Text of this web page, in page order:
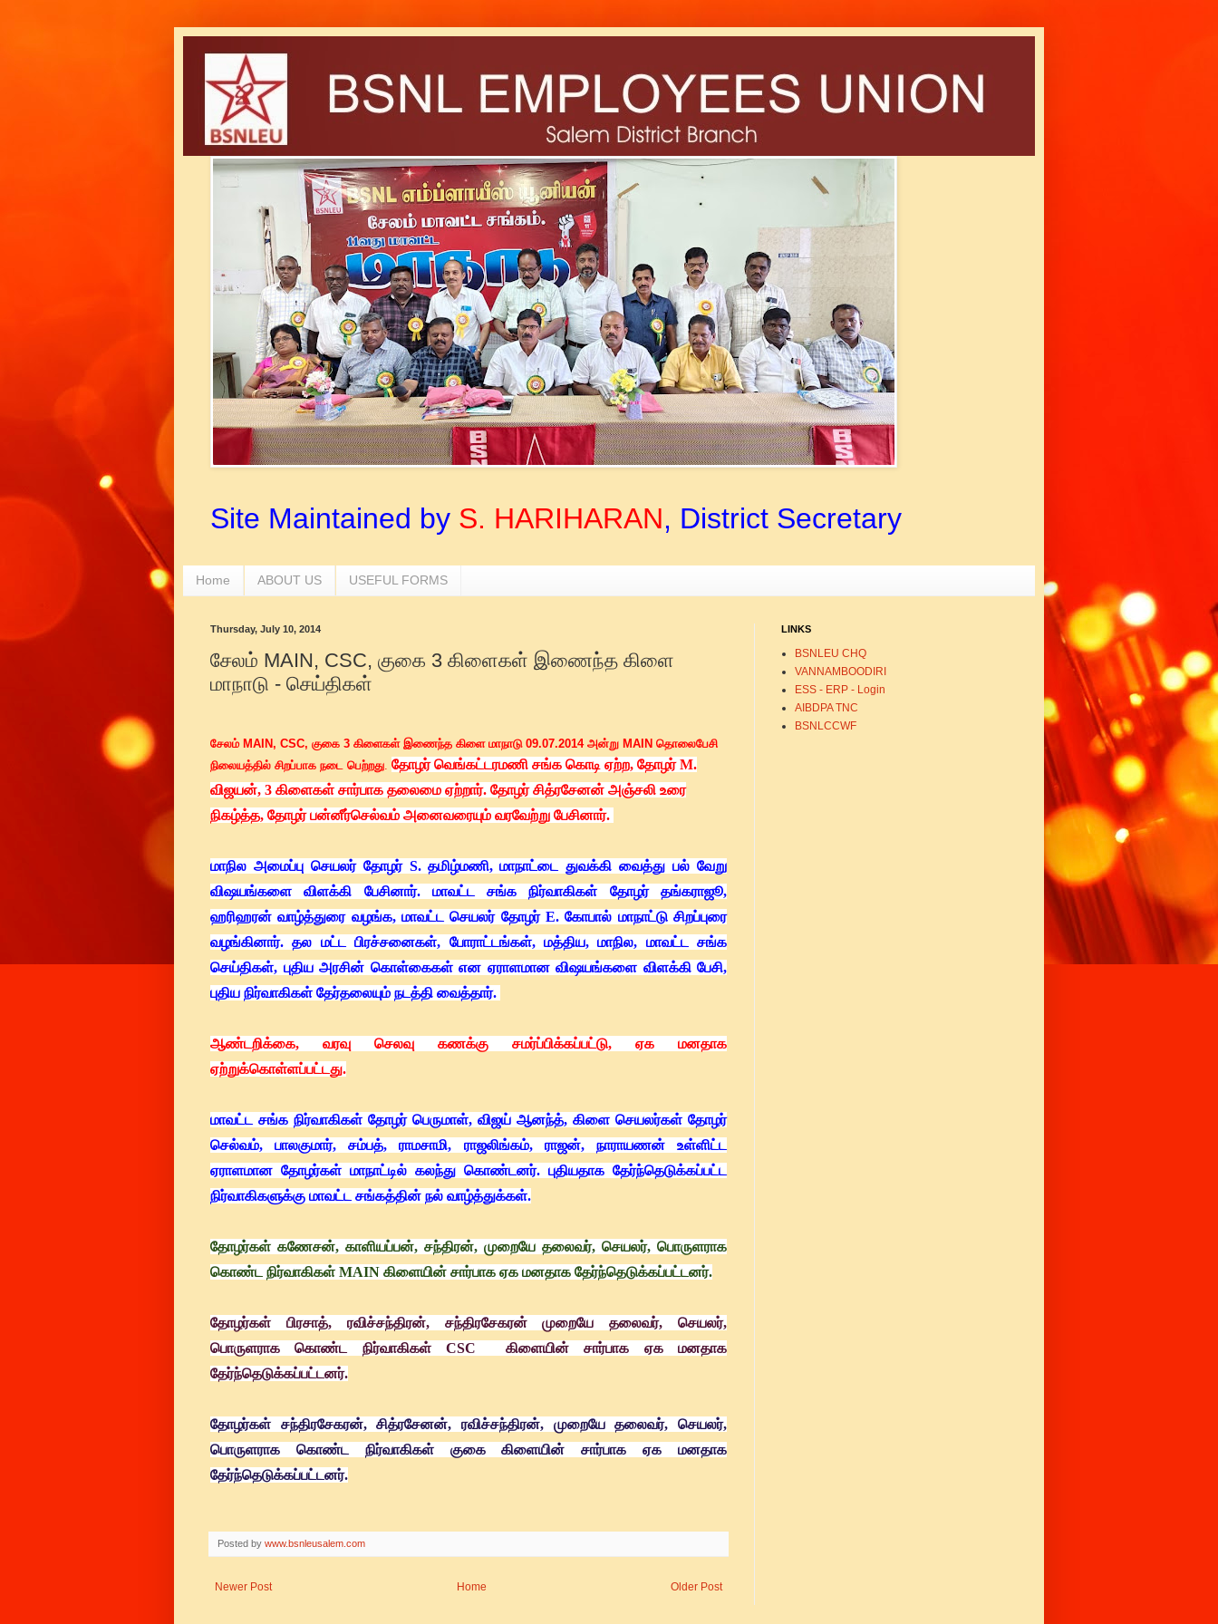
Site Maintained by S. HARIHARAN, District Secretary
Home ABOUT US USEFUL FORMS
Thursday, July 10, 2014
சேலம் MAIN, CSC, குகை 3 கிளைகள் இணைந்த கிளை
மாநாடு - செய்திகள்
சேலம் MAIN, CSC, குகை 3 கிளைகள் இணைந்த கிளை மாநாடு 09.07.2014 அன்று MAIN தொலைபேசி
நிலையத்தில் சிறப்பாக நடை பெற்றது. தோழர் வெங்கட்டரமணி சங்க கொடி ஏற்ற, தோழர் M.
விஜயன், 3 கிளைகள் சார்பாக தலைமை ஏற்றார். தோழர் சித்ரசேனன் அஞ்சலி உரை
நிகழ்த்த, தோழர் பன்னீர்செல்வம் அனைவரையும் வரவேற்று பேசினார்.
மாநில அமைப்பு செயலர் தோழர் S. தமிழ்மணி, மாநாட்டை துவக்கி வைத்து பல் வேறு
விஷயங்களை விளக்கி பேசினார். மாவட்ட சங்க நிர்வாகிகள் தோழர் தங்கராஜூ,
ஹரிஹரன் வாழ்த்துரை வழங்க, மாவட்ட செயலர் தோழர் E. கோபால் மாநாட்டு சிறப்புரை
வழங்கினார். தல மட்ட பிரச்சனைகள், போராட்டங்கள், மத்திய, மாநில, மாவட்ட சங்க
செய்திகள், புதிய அரசின் கொள்கைகள் என ஏராளமான விஷயங்களை விளக்கி பேசி,
புதிய நிர்வாகிகள் தேர்தலையும் நடத்தி வைத்தார்.
ஆண்டறிக்கை, வரவு செலவு கணக்கு சமர்ப்பிக்கப்பட்டு, ஏக மனதாக
ஏற்றுக்கொள்ளப்பட்டது.
மாவட்ட சங்க நிர்வாகிகள் தோழர் பெருமாள், விஜய் ஆனந்த், கிளை செயலர்கள் தோழர்
செல்வம், பாலகுமார், சம்பத், ராமசாமி, ராஜலிங்கம், ராஜன், நாராயணன் உள்ளிட்ட
ஏராளமான தோழர்கள் மாநாட்டில் கலந்து கொண்டனர். புதியதாக தேர்ந்தெடுக்கப்பட்ட
நிர்வாகிகளுக்கு மாவட்ட சங்கத்தின் நல் வாழ்த்துக்கள்.
தோழர்கள் கணேசன், காளியப்பன், சந்திரன், முறையே தலைவர், செயலர், பொருளராக
கொண்ட நிர்வாகிகள் MAIN கிளையின் சார்பாக ஏக மனதாக தேர்ந்தெடுக்கப்பட்டனர்.
தோழர்கள் பிரசாத், ரவிச்சந்திரன், சந்திரசேகரன் முறையே தலைவர், செயலர்,
பொருளராக கொண்ட நிர்வாகிகள் CSC கிளையின் சார்பாக ஏக மனதாக
தேர்ந்தெடுக்கப்பட்டனர்.
தோழர்கள் சந்திரசேகரன், சித்ரசேனன், ரவிச்சந்திரன், முறையே தலைவர், செயலர்,
பொருளராக கொண்ட நிர்வாகிகள் குகை கிளையின் சார்பாக ஏக மனதாக
தேர்ந்தெடுக்கப்பட்டனர்.
Posted by www.bsnleusalem.com
Newer Post Older Post
Home
LINKS
BSNLEU CHQ
VANNAMBOODIRI
ESS - ERP - Login
AIBDPA TNC
BSNLCCWF